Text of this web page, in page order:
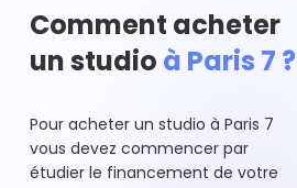
Comment acheter
un studio à Paris 7 ?
Pour acheter un studio à Paris 7
vous devez commencer par
étudier le financement de votre